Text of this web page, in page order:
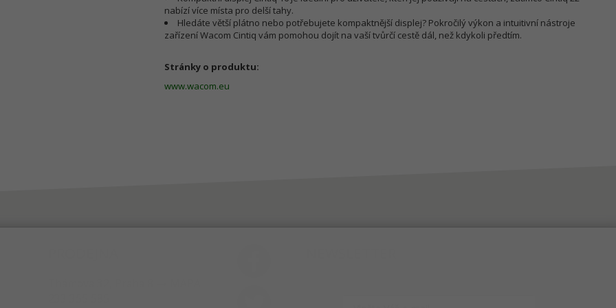
nabízí více místa pro delší tahy.
Hledáte větší plátno nebo potřebujete kompaktnější displej? Pokročilý výkon a intuitivní nástroje
zařízení Wacom Cintiq vám pomohou dojít na vaší tvůrčí cestě dál, než kdykoli předtím.
Stránky o produktu:
www.wacom.eu